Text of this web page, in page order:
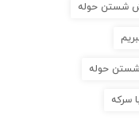
شستن حوله
حوله
سرکه